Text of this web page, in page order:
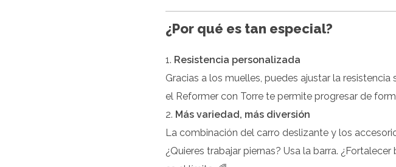
¿Por qué es tan especial?
Resistencia personalizada
Gracias a los muelles, puedes ajustar la
el Reformer con Torre te permite progresar de
Más variedad, más diversión
La combinación del carro deslizante y los
¿Quieres trabajar piernas? Usa la barra.